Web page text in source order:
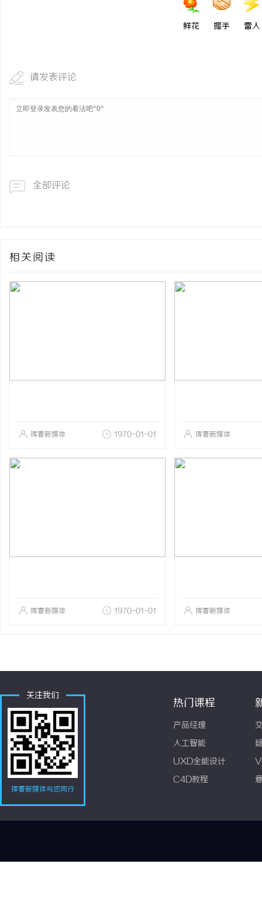
鲜花 握手 雷人
请发表评论
全部评论
相关阅读
珲春新媒体 1970-01-01 珲春新媒体
珲春新媒体 1970-01-01 珲春新媒体
关注我们
珲春新媒体与您同行
热门课程
产品经理
人工智能
UXD全能设计
C4D教程